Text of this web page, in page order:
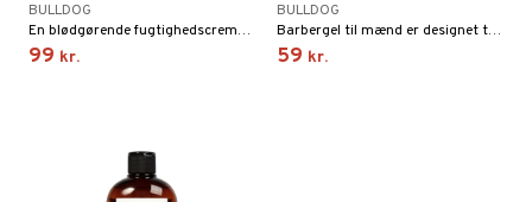
BULLDOG
En blødgørende fugtighedscreme specielt udviklet til sensitiv hud.
99 kr.
BULLDOG
Barbergel til mænd er designet til at reducere tør og stram hud
59 kr.